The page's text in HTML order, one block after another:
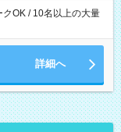
OK / 10名以上の大量
詳細へ